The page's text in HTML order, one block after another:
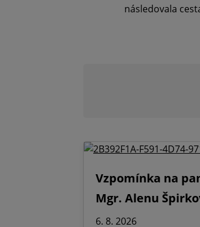
následovala
Vzpomínka na
Mgr. Alenu
6. 8. 2026